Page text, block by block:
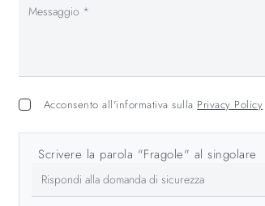
Acconsento all'informativa sulla Privacy Policy
Scrivere la parola "Fragole" al singolare